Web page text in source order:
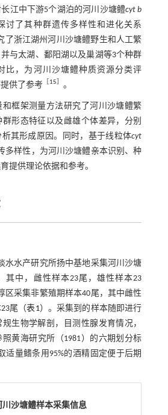
江中下游5个湖泊的河川沙塘鳢cyt b
讨了其种群遗传多样性和进化关系
了浙江湖州河川沙塘鳢野生和人工繁
与太湖、鄱阳湖以及巢湖等3个种群
比，为河川沙塘鳢种质资源分类评
供了参考［15］ 。
框架测量方法研究了河川沙塘鳢繁
形态特征以及雌雄个体差异，分别
其形成原因。同时，基于线粒体cyt
多样性，为河川沙塘鳢亲本识别、种
提供理论依据和参考。
水水产研究所扬中基地采集河川沙塘
其中，雌性样本23尾，雄性样本23
区采集非繁殖期样本40尾，其中雌性
尾（表1）。采集到的样本随即进行
生物学解剖，目测性腺发育情况，
黄海研究所（1981）的六期划分标
适量鳍条用95%的酒精固定便于后期
川沙塘鳢样本采集信息